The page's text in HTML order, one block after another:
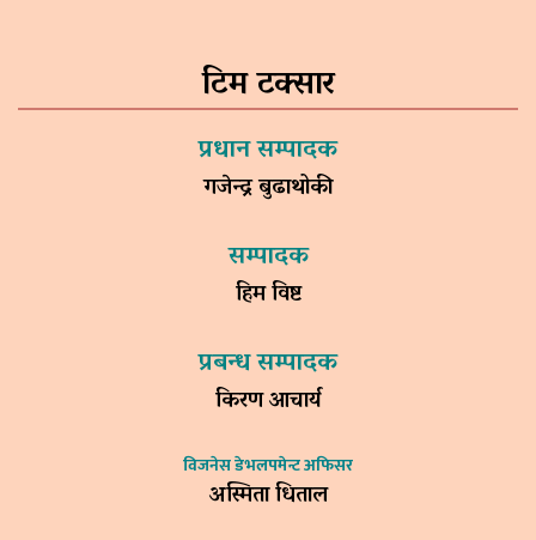
टिम टक्सार
प्रधान सम्पादक
गजेन्द्र बुढाथोकी
सम्पादक
हिम विष्ट
प्रबन्ध सम्पादक
किरण आचार्य
विजनेस डेभलपमेन्ट अफिसर
अस्मिता धिताल